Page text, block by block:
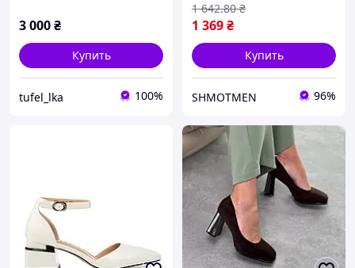
3 000₴
Купить
tufel_lka 100%
1 369₴
1 642.80 ₴
Купить
SHMOTMEN 96%